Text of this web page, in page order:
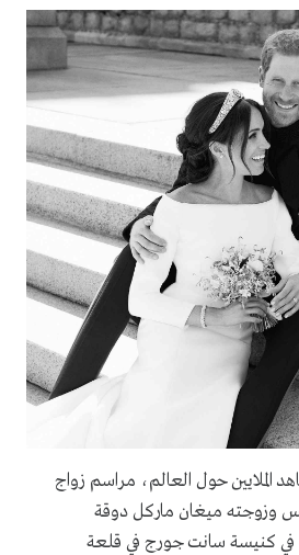
وزوجته ميغان ماركل دوقة
كنيسة سانت جورج في قلعة